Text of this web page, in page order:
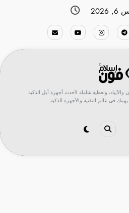
وتغطية شاملة لأحدث أجهزة أبل الذكية
في عالم التقنية والأجهزة الذكية.